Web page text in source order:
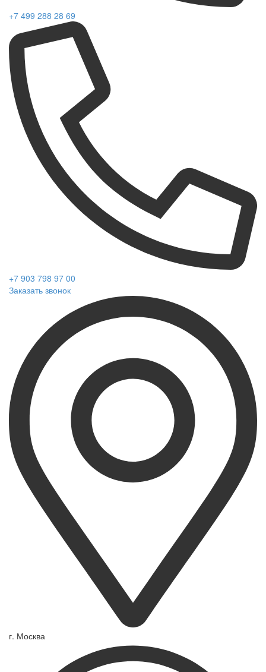
+7 499 288 28 69
+7 903 798 97 00
Заказать звонок
г. Москва